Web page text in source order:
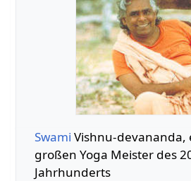
Swami Vishnu-devananda,
großen Yoga Meister des
Jahrhunderts